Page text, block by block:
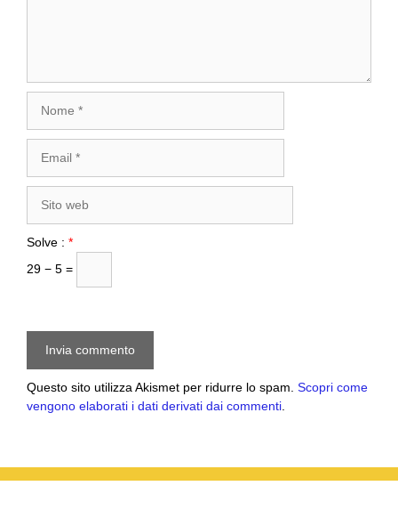
web
Solve : *
29 − 5 =
Questo sito utilizza Akismet per ridurre lo spam. Scopri come
vengono elaborati i dati derivati dai commenti.